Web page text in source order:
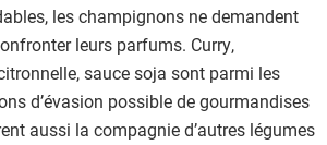
les champignons ne demandent
leurs parfums. Curry,
sauce soja sont parmi les
d’évasion possible de gourmandises
aussi la compagnie d’autres légumes